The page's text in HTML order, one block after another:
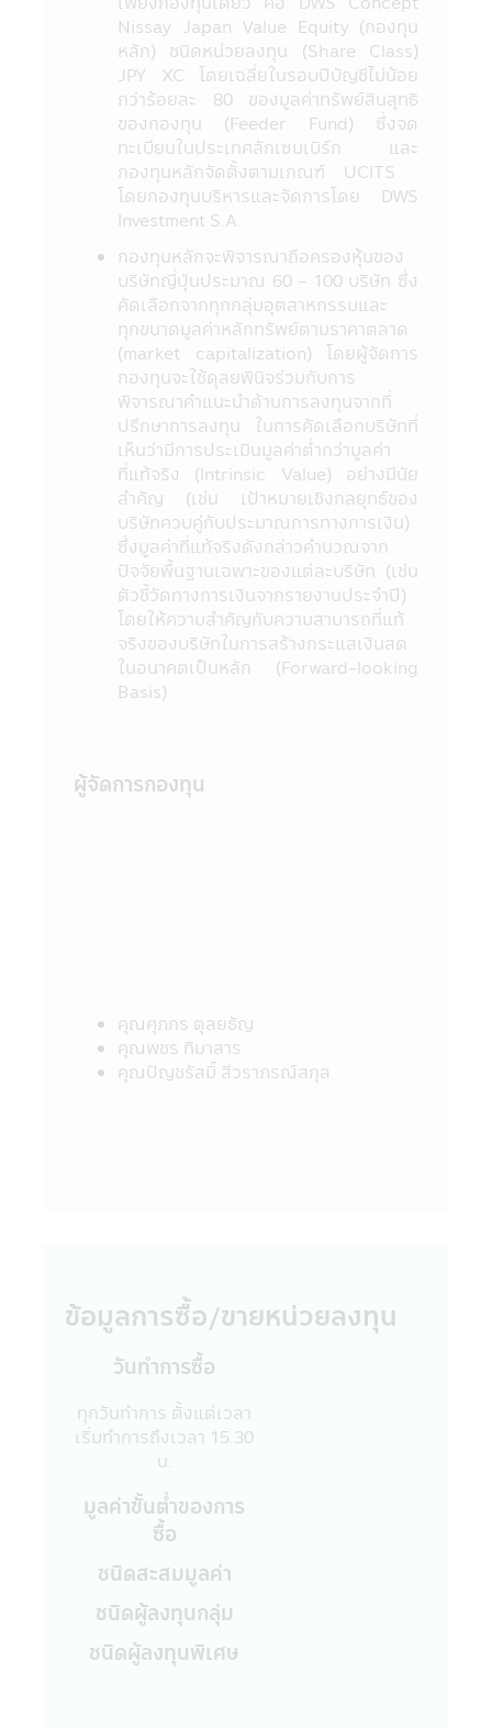
ของบริษัทจัดการ
10. การลงทุนในกองทุนรวมใดๆ ที่มีรายชื่อ
ปรากฏในแอปพลิเคชันผ่านโทรศัพท์มือถือนี้อยู่
ภายใต้การควบคุมของกฎหมายไทยรวมถึงกฎ
ระเบียบ และข้อบังคับต่างๆ ที่กำหนดไว้ตามพระ
ราชบัญญัติหลักทรัพย์ และตลาดหลักทรัพย์
พ.ศ. 2535 (ที่แก้ไขเพิ่มเติม)
11. ข้อมูลในแอปพลิเคชันผ่านโทรศัพท์มือถือ
นี้เป็นข้อมูลทั่วไป ไม่ใช่คำแนะนำหรือความเห็น
และไม่ถือเป็นการแทนคำแนะนำ หรือมีความมุ่ง
หมายให้ถือเป็นคำเสนอ หรือการเชิญชวนให้
บุคคลใดทำการซื้อ หรือขายผลิตภัณฑ์ด้านการ
ลงทุนประเภทต่าง ๆ ความเสียหายใด ๆ ที่เกิด
ขึ้นแก่ผู้ที่ใช้ข้อมูลหรือตัดสินใจจากเนื้อหาในเว็ป
ไซด์นี้ไม่อาจเรียกร้องได้
12. การที่สำนักงานคณะกรรมการ ก.ล.ต. ได้
อนุมัติให้จัดตั้งและจัดการโครงการของกองทุน
รวมที่ปรากฏอยู่ในแอปพลิเคชันผ่านโทรศัพท์
มือถือนี้ มิได้เป็นการแสดงว่าคณะกรรมการ
ก.ล.ต. และสำนักงานคณะกรรมการ ก.ล.ต. ได้
รับรองถึงความถูกต้องของข้อมูลในหนังสือชี้
ชวน และมิได้ประกันราคาหน่วยลงทุนที่เสนอ
13. การวัดผลการดำเนินงานของกองทุนรวม
ในแอปพลิเคชันผ่านโทรศัพท์มือถือนี้ ใช้วิธี
วัดผลการดำเนินงานตามมาตรฐานที่สมาคม
บริษัทจัดการลงทุนกำหนด และผลการดำเนิน
งานในอดีตของกองทุนรวม มิได้เป็นสิ่งยืนยัน
ถึงผลการดำเนินงานในอนาคต
และผู้สนใจลงทุนโดยได้ตระหนักถึงความถูก
บริษัทจัดการลงทุนในหลักทรัพย์เพื่อตนเองได้
โดยจะต้องปฏิบัติตามจรรยาบรรณ และ
ประกาศต่างๆ ที่สมาคมบริษัทจัดการลงทุน
ชม หรือผู้ลงทุน อันเนื่องมาจากการเข้ามาใช้
แอปพลิเคชันผ่านโทรศัพท์มือถือนี้ และ/หรือ
กับบริษัท
ในแอปพลิเคชันผ่านโทรศัพท์มือถือนี้ โดยห้ามมิ
ให้ผู้ใดเผยแพร่ อ้างอิง ลอกเลียน ทำซ้ำ หรือ
แก้ไขด้วยวิธีการใดๆ ไม่ว่าทั้งหมด หรือบางส่วน
ของข้อมูลในแอปพลิเคชันผ่านโทรศัพท์มือถือนี้
เว้นแต่จะได้รับอนุญาตเป็นลายลักษณ์อักษร
จากบริษัทจัดการก่อน บริษัทจัดการ และผู้
บริหารรวมถึงพนักงานเจ้าหน้าที่ของบริษัท
จัดการขอสงวนสิทธิที่จะไม่รับผิดชอบต่อความ
เสียหายทุกกรณี อันเกิดขึ้นจากการที่บุคคลอื่น
บริษัทจัดการ แก้ไข เปลี่ยนแปลง รายงาน
Nissay Japan Value Equity (กองทุน
หลัก) ชนิดหน่วยลงทุน (Share Class)
JPY XC โดยเฉลี่ยในรอบปีบัญชีไม่น้อย
กว่าร้อยละ 80 ของมูลค่าทรัพย์สินสุทธิ
ของกองทุน (Feeder Fund) ซึ่งจด
ทะเบียนในประเทศลักเซมเบิร์ก และ
กองทุนหลักจัดตั้งตามเกณฑ์ UCITS
โดยกองทุนบริหารและจัดการโดย DWS
Investment S.A.
กองทุนหลักจะพิจารณาถือครองหุ้นของ
บริษัทญี่ปุ่นประมาณ 60 - 100 บริษัท ซึ่ง
คัดเลือกจากทุกกลุ่มอุตสาหกรรมและ
ทุกขนาดมูลค่าหลักทรัพย์ตามราคาตลาด
(market capitalization) โดยผู้จัดการ
กองทุนจะใช้ดุลยพินิจร่วมกับการ
พิจารณาคำแนะนำด้านการลงทุนจากที่
ปรึกษาการลงทุน ในการคัดเลือกบริษัทที่
เห็นว่ามีการประเมินมูลค่าต่ำกว่ามูลค่า
ที่แท้จริง (Intrinsic Value) อย่างมีนัย
สำคัญ (เช่น เป้าหมายเชิงกลยุทธ์ของ
บริษัทควบคู่กับประมาณการทางการเงิน)
ซึ่งมูลค่าที่แท้จริงดังกล่าวคำนวณจาก
ปัจจัยพื้นฐานเฉพาะของแต่ละบริษัท (เช่น
ตัวชี้วัดทางการเงินจากรายงานประจำปี)
โดยให้ความสำคัญกับความสามารถที่แท้
จริงของบริษัทในการสร้างกระแสเงินสด
ในอนาคตเป็นหลัก (Forward-looking
Basis)
ผู้จัดการกองทุน
คุณศุภกร ตุลยธัญ
คุณพชร ทิมาสาร
คุณปัญชรัสมิ์ สีวราภรณ์สกุล
ข้อมูลการซื้อ/ขายหน่วยลงทุน
วันทำการซื้อ
ทุกวันทำการ ตั้งแต่เวลา
เริ่มทำการถึงเวลา 15.30
น.
มูลค่าขั้นตํ่าของการ
ซื้อ
ชนิดสะสมมูลค่า
ชนิดผู้ลงทุนกลุ่ม
ชนิดผู้ลงทุนพิเศษ